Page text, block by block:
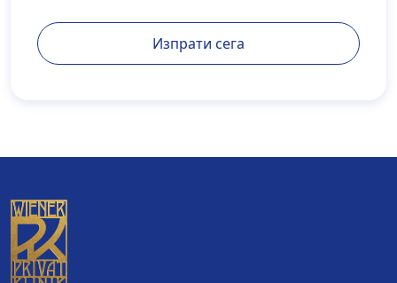
поверителност</a>).
Изпрати сега